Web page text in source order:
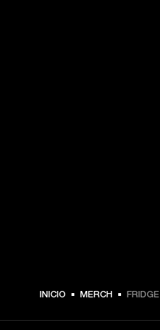
INICIO MERCH FRIDGE